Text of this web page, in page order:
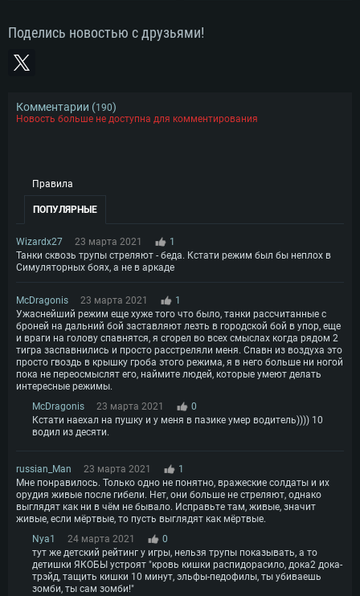
ОС: Windows 10/11 (64bit)
Видеокарта с поддержкой DirectX 11 и выше: Nvidia GeForce 1060 и
Сеть: Широкополосное подключение к Интернету
Место на жестком диске: 75.9 Гб
Оперативная память: 8 Гб
Видеокарта: Radeon Vega II и выше с поддержкой Metal
Процессор: Intel Core i7
Оперативная память: 16 Гб
проприетарными драйверами (не старее 6 месяцев) с поддержкой
Vulkan
Поделись новостью с друзьями!
Комментарии (190)
Новость больше не доступна для комментирования
Правила
ПОПУЛЯРНЫЕ
Wizardx27 23 марта 2021
1
Танки сквозь трупы стреляют - беда. Кстати режим был бы неплох в
Симуляторных боях, а не в аркаде
McDragonis 23 марта 2021
1
Ужаснейший режим еще хуже того что было, танки рассчитанные с
броней на дальний бой заставляют лезть в городской бой в упор, еще
и враги на голову спавнятся, я сгорел во всех смыслах когда рядом 2
тигра заспавнились и просто расстреляли меня. Спавн из воздуха это
просто гвоздь в крышку гроба этого режима, я в него больше ни ногой
пока не переосмыслят его, наймите людей, которые умеют делать
интересные режимы.
McDragonis
23 марта 2021
0
Кстати наехал на пушку и у меня в пазике умер водитель)))) 10
водил из десяти.
russian_Man 23 марта 2021
1
Мне понравилось. Только одно не понятно, вражеские солдаты и их
орудия живые после гибели. Нет, они больше не стреляют, однако
выглядят как ни в чём не бывало. Исправьте там, живые, значит
живые, если мёртвые, то пусть выглядят как мёртвые.
Nya1
24 марта 2021
0
тут же детский рейтинг у игры, нельзя трупы показывать, а то
детишки ЯКОБЫ устроят "кровь кишки распидорасило, дока2 дока-
трэйд, тащить кишки 10 минут, эльфы-педофилы, ты убиваешь
зомби, ты сам зомби!"